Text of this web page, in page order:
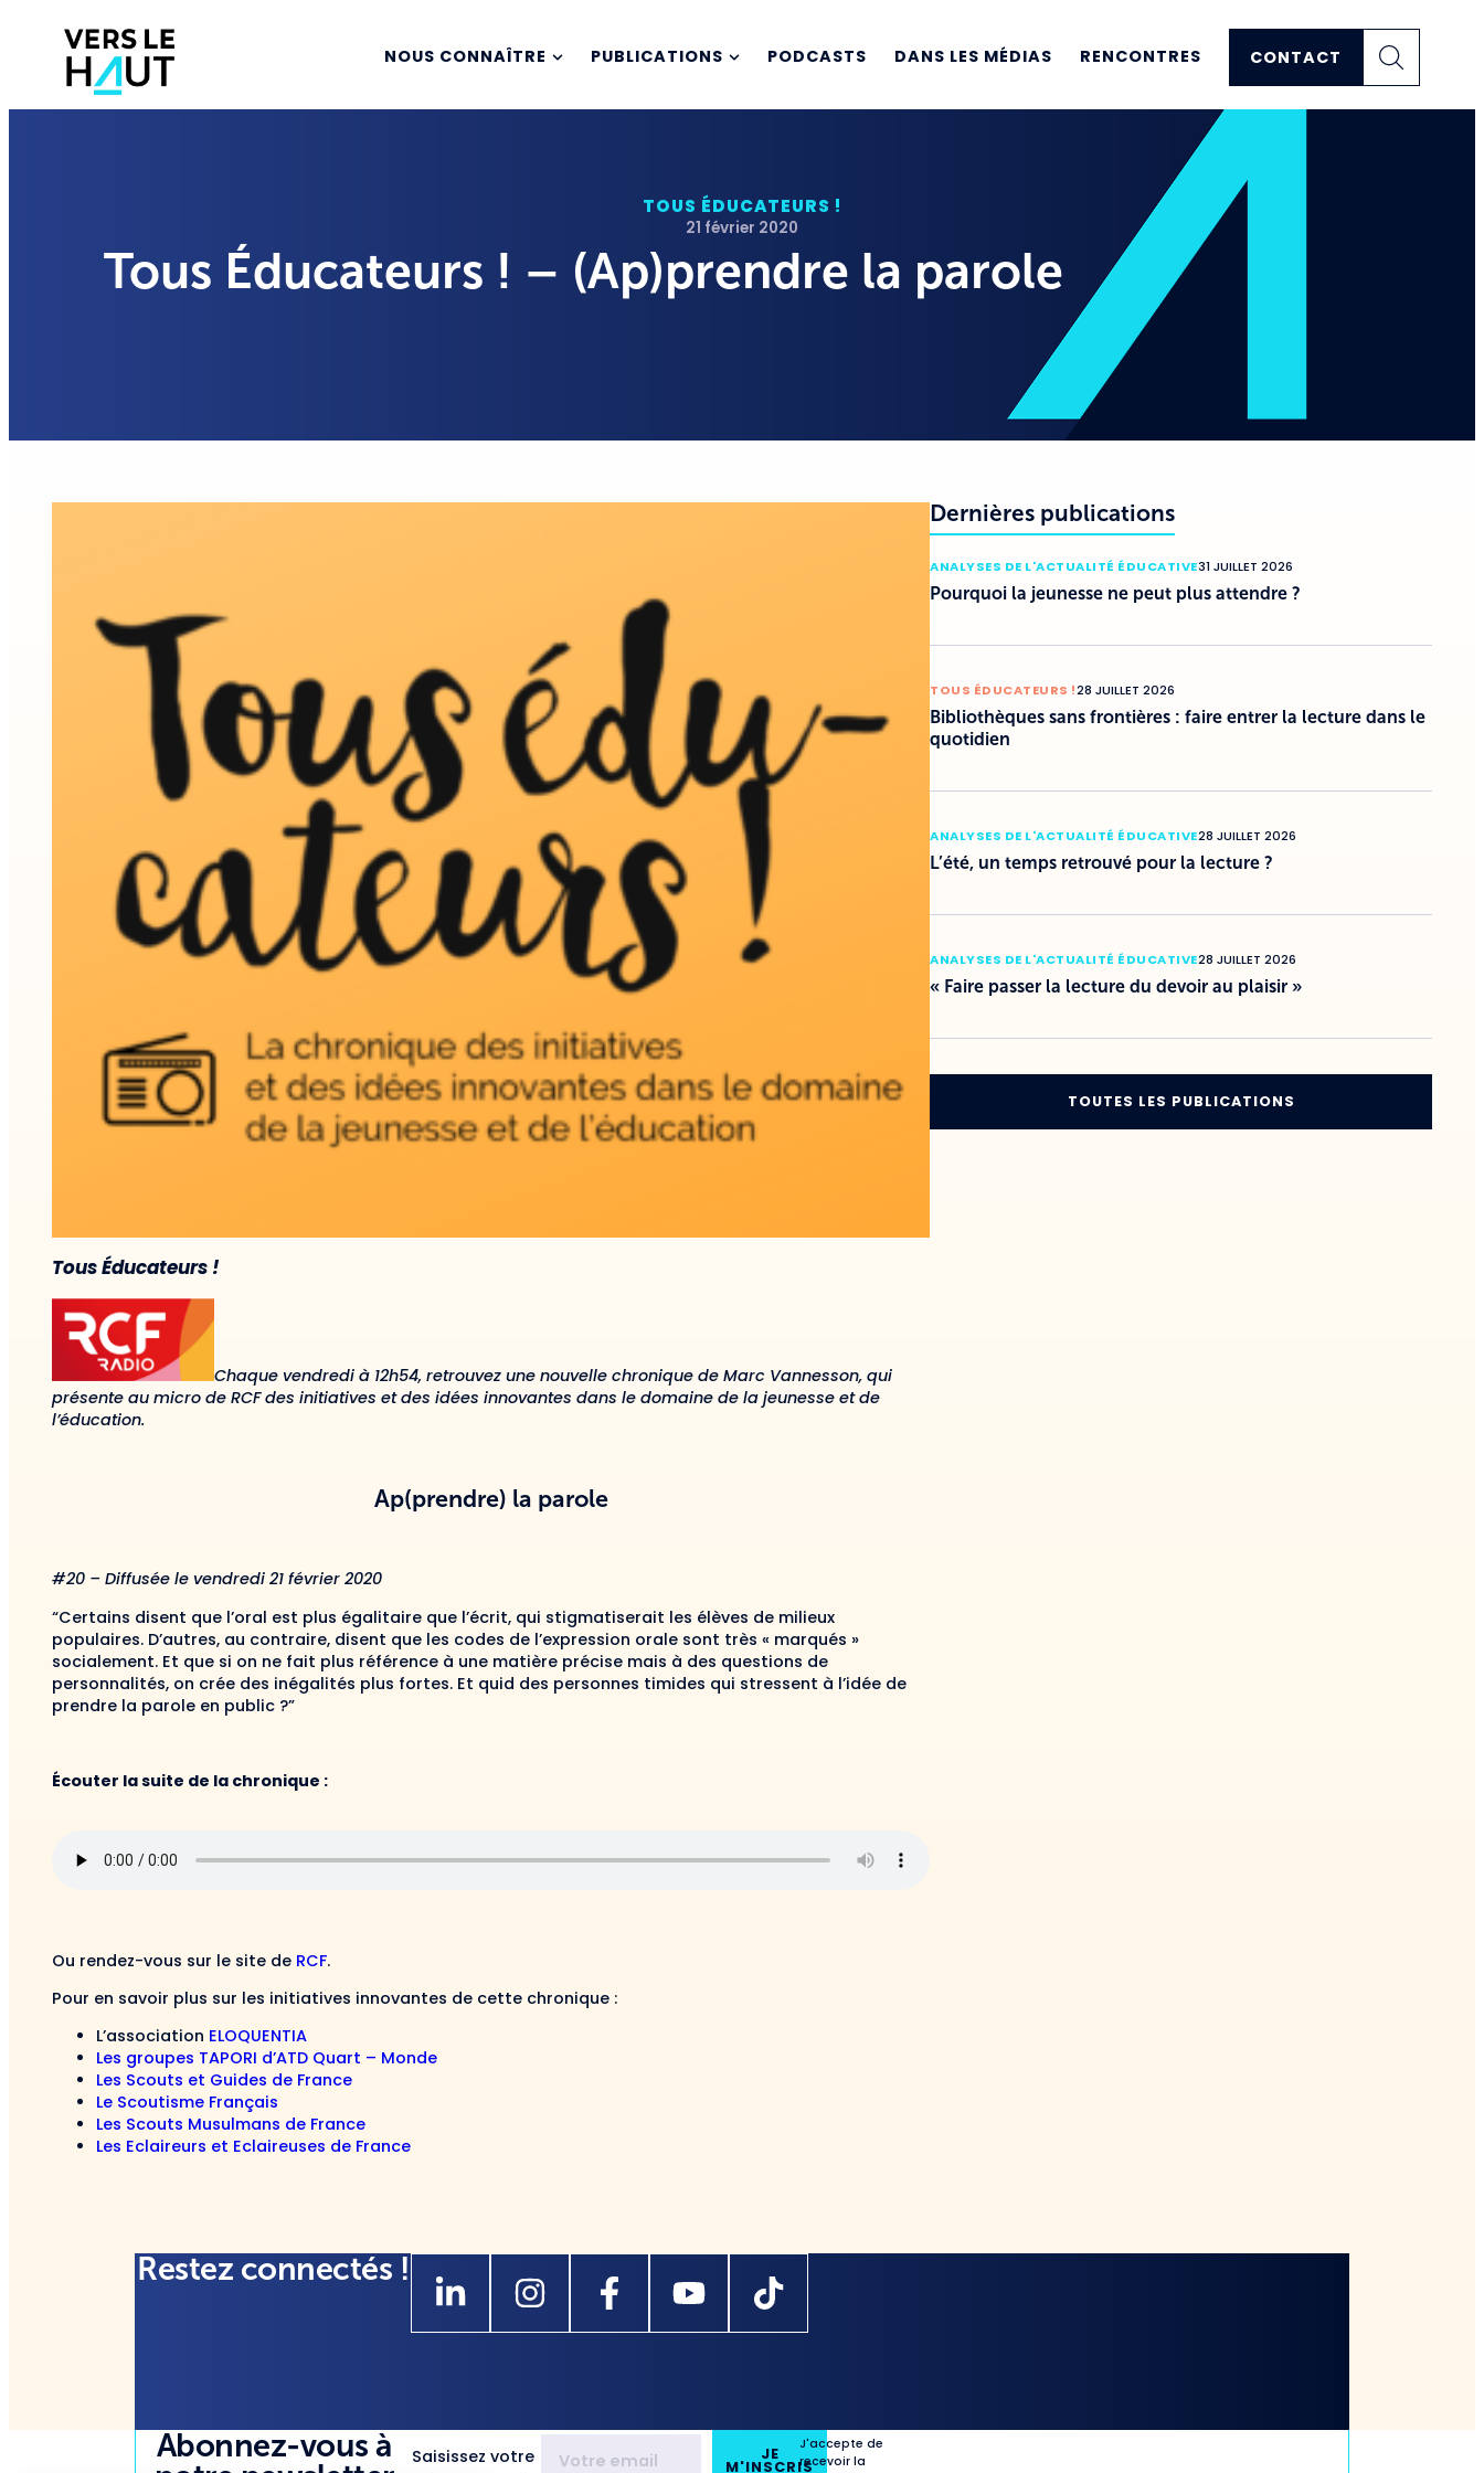
NOUS CONNAÎTRE PUBLICATIONS PODCASTS DANS LES MÉDIAS RENCONTRES CONTACT
TOUS ÉDUCATEURS !
21 février 2020
Tous Éducateurs ! – (Ap)prendre la parole
Tous Éducateurs !
Chaque vendredi à 12h54, retrouvez une nouvelle chronique de Marc Vannesson, qui
présente au micro de RCF des initiatives et des idées innovantes dans le domaine de la jeunesse et de
l’éducation.
Ap(prendre) la parole
#20 – Diffusée le vendredi 21 février 2020
“Certains disent que l’oral est plus égalitaire que l’écrit, qui stigmatiserait les élèves de milieux
populaires. D’autres, au contraire, disent que les codes de l’expression orale sont très « marqués »
socialement. Et que si on ne fait plus référence à une matière précise mais à des questions de
personnalités, on crée des inégalités plus fortes. Et quid des personnes timides qui stressent à l’idée de
prendre la parole en public ?”
Écouter la suite de la chronique :
Ou rendez-vous sur le site de RCF.
Pour en savoir plus sur les initiatives innovantes de cette chronique :
L’association ELOQUENTIA
Les groupes TAPORI d’ATD Quart – Monde
Les Scouts et Guides de France
Le Scoutisme Français
Les Scouts Musulmans de France
Les Eclaireurs et Eclaireuses de France
Dernières publications
ANALYSES DE L'ACTUALITÉ ÉDUCATIVE31 JUILLET 2026
Pourquoi la jeunesse ne peut plus attendre ?
TOUS ÉDUCATEURS !28 JUILLET 2026
Bibliothèques sans frontières : faire entrer la lecture dans le
quotidien
ANALYSES DE L'ACTUALITÉ ÉDUCATIVE28 JUILLET 2026
L’été, un temps retrouvé pour la lecture ?
ANALYSES DE L'ACTUALITÉ ÉDUCATIVE28 JUILLET 2026
« Faire passer la lecture du devoir au plaisir »
TOUTES LES PUBLICATIONS
Restez connectés !
Abonnez-vous à
Saisissez votre
JE
M'INSCRIS
J'accepte de
recevoir la